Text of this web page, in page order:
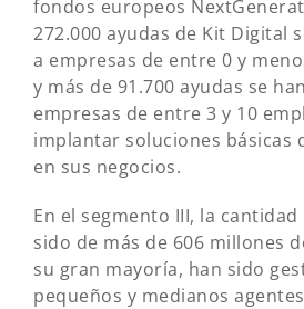
fondos europeos
272.000 ayudas de Kit Digital
a empresas de entre 0 y
y más de 91.700 ayudas se
empresas de entre 3 y 10
implantar soluciones básicas
en sus negocios.
En el segmento III, la
sido de más de 606 millones
su gran mayoría, han sido
pequeños y medianos